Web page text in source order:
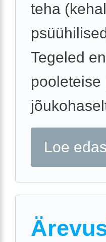
teha
Tegeled
pooleteise
Loe